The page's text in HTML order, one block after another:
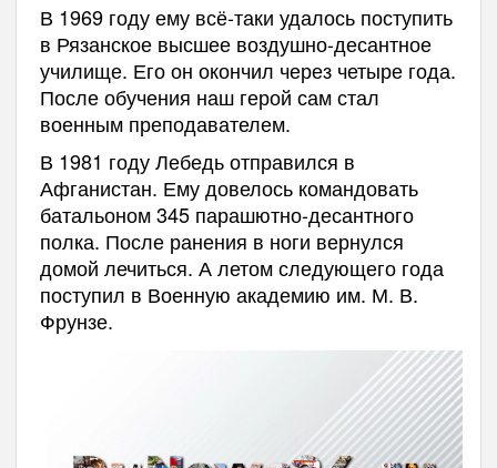
В 1969 году ему всё-таки удалось поступить
в Рязанское высшее воздушно-десантное
училище. Его он окончил через четыре года.
После обучения наш герой сам стал
военным преподавателем.
В 1981 году Лебедь отправился в
Афганистан. Ему довелось командовать
батальоном 345 парашютно-десантного
полка. После ранения в ноги вернулся
домой лечиться. А летом следующего года
поступил в Военную академию им. М. В.
Фрунзе.